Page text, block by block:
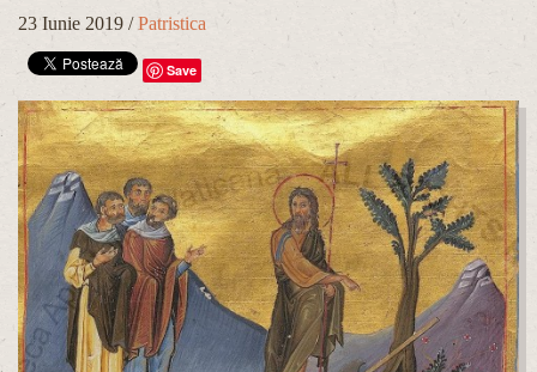
23 Iunie 2019 /Patristica
Save